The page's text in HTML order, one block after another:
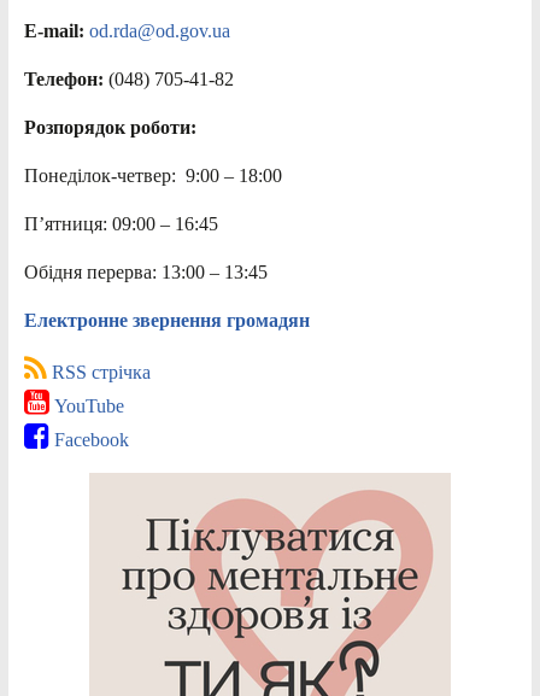
E-mail: od.rda@od.gov.ua
Телефон: (048) 705-41-82
Розпорядок роботи:
Понеділок-четвер: 9:00 – 18:00
П’ятниця: 09:00 – 16:45
Обідня перерва: 13:00 – 13:45
Електронне звернення громадян
RSS стрічка
YouTube
Facebook